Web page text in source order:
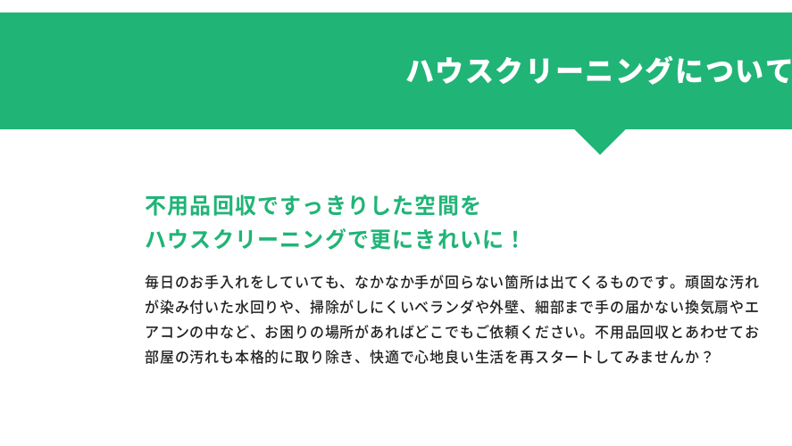
ハウスクリーニングについて
不用品回収ですっきりした空間を
ハウスクリーニングで更にきれいに！
毎日のお手入れをしていても、なかなか手が回らない箇所は出てくるものです。頑固な汚れ
が染み付いた水回りや、掃除がしにくいベランダや外壁、細部まで手の届かない換気扇やエ
アコンの中など、お困りの場所があればどこでもご依頼ください。不用品回収とあわせてお
部屋の汚れも本格的に取り除き、快適で心地良い生活を再スタートしてみませんか？